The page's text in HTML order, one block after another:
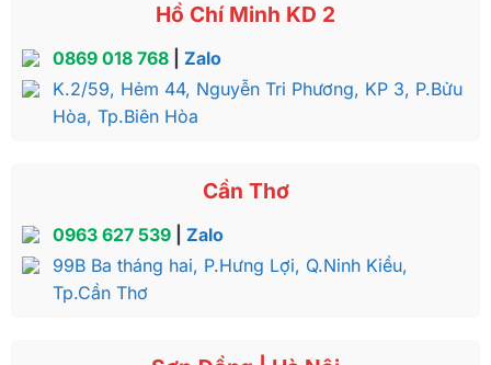
Mặt ghế trơn tôn lên vẻ đẹp tự nhiên của chất liệu
Hồ Chí Minh KD 2
0869 018 768| Zalo
K.2/59, Hẻm 44, Nguyễn Tri Phương, KP 3, P.Bửu
Hòa, Tp.Biên Hòa
Cần Thơ
0963 627 539| Zalo
99B Ba tháng hai, P.Hưng Lợi, Q.Ninh Kiều,
Tp.Cần Thơ